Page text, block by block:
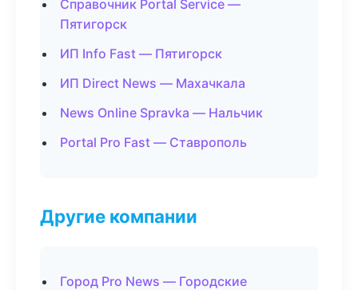
Справочник Portal Service —
Пятигорск
ИП Info Fast — Пятигорск
ИП Direct News — Махачкала
News Online Spravka — Нальчик
Portal Pro Fast — Ставрополь
Другие компании
Город Pro News — Городские